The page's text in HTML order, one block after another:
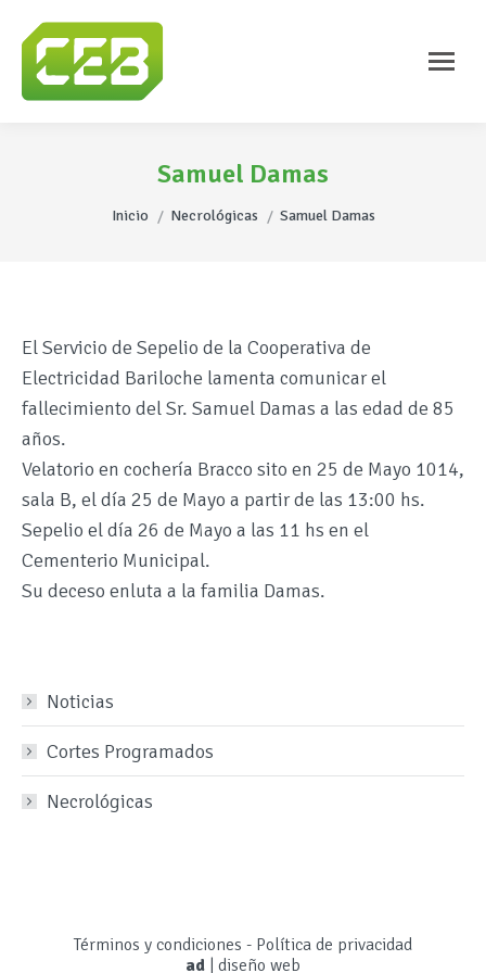
Samuel Damas
Estás aquí:
Inicio Necrológicas Samuel Damas
El Servicio de Sepelio de la Cooperativa de
Electricidad Bariloche lamenta comunicar el
fallecimiento del Sr. Samuel Damas a las edad de 85
años.
Velatorio en cochería Bracco sito en 25 de Mayo 1014,
sala B, el día 25 de Mayo a partir de las 13:00 hs.
Sepelio el día 26 de Mayo a las 11 hs en el
Cementerio Municipal.
Su deceso enluta a la familia Damas.
Noticias
Cortes Programados
Necrológicas
Términos y condiciones - Política de privacidad
ad diseño web